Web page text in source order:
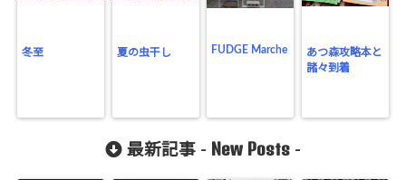
冬至 夏の虫干し FUDGE Marche
あつ森攻略本と
諸々到着
最新記事 - New Posts -